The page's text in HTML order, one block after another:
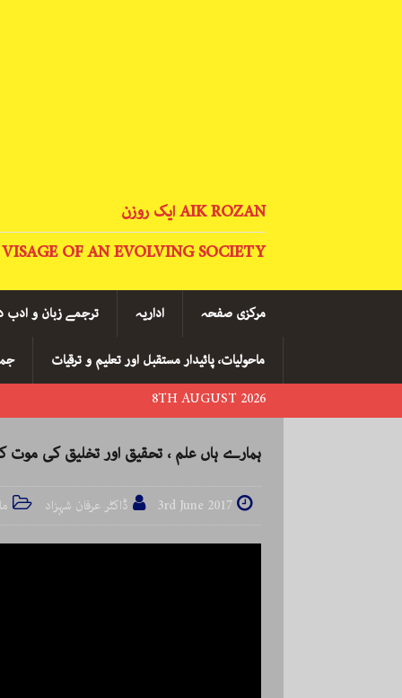
AIK ROZAN ایک روزن
OF AN EVOLVING SOCIETY
مرکزی صفحہ اداریہ ترجمے زبان و ادب
ماحولیات، پائیدار مستقبل اور تعلیم و ترقیات
8TH AUGUST 2026
ہمارے ہاں علم ، تحقیق اور تخلیق کی موت
3rd June 2017 ڈاکٹر عرفان شہزاد